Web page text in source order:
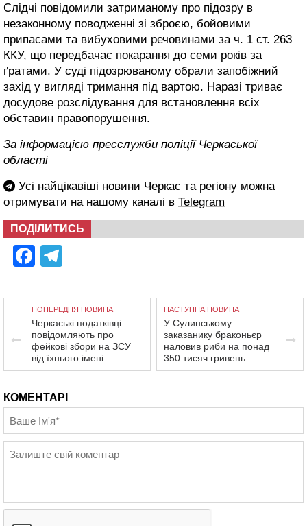
Слідчі повідомили затриманому про підозру в
незаконному поводженні зі зброєю, бойовими
припасами та вибуховими речовинами за ч. 1 ст. 263
ККУ, що передбачає покарання до семи років за
ґратами. У суді підозрюваному обрали запобіжний
захід у вигляді тримання під вартою. Наразі триває
досудове розслідування для встановлення всіх
обставин правопорушення.
За інформацією пресслужби поліції Черкаської
області
Усі найцікавіші новини Черкас та регіону можна
отримувати на нашому каналі в Telegram
ПОДІЛИТИСЬ
Facebook
ПОПЕРЕДНЯ НОВИНА
Черкаські податківці
повідомляють про
фейкові збори на ЗСУ
від їхнього імені
НАСТУПНА НОВИНА
У Сулинському
заказанику браконьєр
наловив риби на понад
350 тисяч гривень
КОМЕНТАРІ